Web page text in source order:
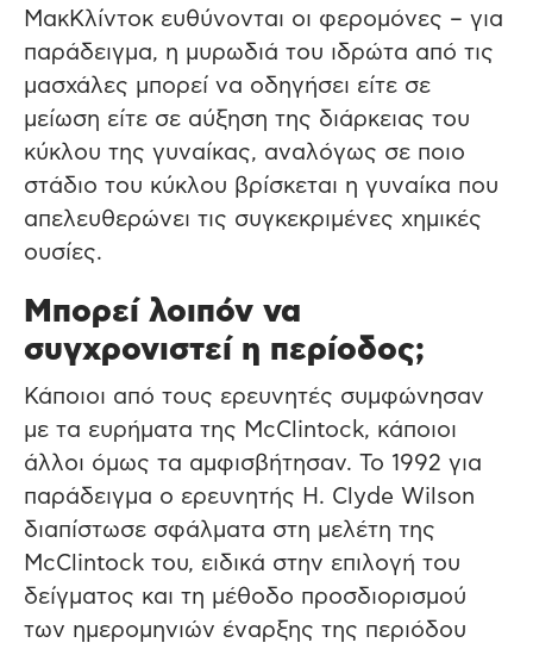
ΜακΚλίντοκ ευθύνονται οι φερομόνες – για
παράδειγμα, η μυρωδιά του ιδρώτα από τις
μασχάλες μπορεί να οδηγήσει είτε σε
μείωση είτε σε αύξηση της διάρκειας του
κύκλου της γυναίκας, αναλόγως σε ποιο
στάδιο του κύκλου βρίσκεται η γυναίκα που
απελευθερώνει τις συγκεκριμένες χημικές
ουσίες.
Μπορεί λοιπόν να
συγχρονιστεί η περίοδος;
Κάποιοι από τους ερευνητές συμφώνησαν
με τα ευρήματα της McClintock, κάποιοι
άλλοι όμως τα αμφισβήτησαν. Το 1992 για
παράδειγμα ο ερευνητής H. Clyde Wilson
διαπίστωσε σφάλματα στη μελέτη της
McClintock του, ειδικά στην επιλογή του
δείγματος και τη μέθοδο προσδιορισμού
των ημερομηνιών έναρξης της περιόδου